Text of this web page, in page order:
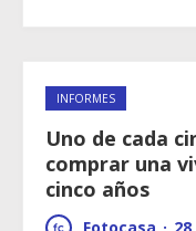
INFORMES
Uno de cada
comprar una
cinco años